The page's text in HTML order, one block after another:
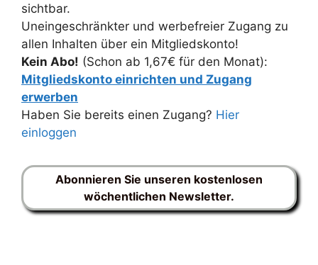
sichtbar.
Uneingeschränkter und werbefreier Zugang zu
allen Inhalten über ein Mitgliedskonto!
Kein Abo! (Schon ab 1,67€ für den Monat):
Mitgliedskonto einrichten und Zugang
erwerben
Haben Sie bereits einen Zugang? Hier
einloggen
Abonnieren Sie unseren kostenlosen
wöchentlichen Newsletter.